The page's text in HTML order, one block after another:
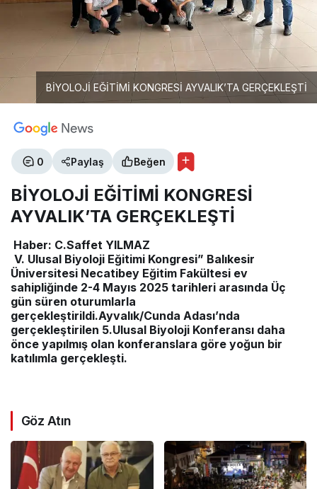
BİYOLOJİ EĞİTİMİ KONGRESİ AYVALIK’TA GERÇEKLEŞTİ
0 Paylaş Beğen
BİYOLOJİ EĞİTİMİ KONGRESİ
AYVALIK’TA GERÇEKLEŞTİ
Haber: C.Saffet YILMAZ
V. Ulusal Biyoloji Eğitimi Kongresi” Balıkesir
Üniversitesi Necatibey Eğitim Fakültesi ev
sahipliğinde 2-4 Mayıs 2025 tarihleri arasında Üç
gün süren oturumlarla
gerçekleştirildi.Ayvalık/Cunda Adası’nda
gerçekleştirilen 5.Ulusal Biyoloji Konferansı daha
önce yapılmış olan konferanslara göre yoğun bir
katılımla gerçekleşti.
Göz Atın